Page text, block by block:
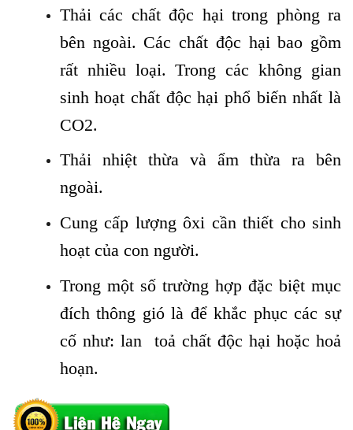
Thải các chất độc hại trong phòng ra
bên ngoài. Các chất độc hại bao gồm
rất nhiều loại. Trong các không gian
sinh hoạt chất độc hại phổ biến nhất là
CO2.
Thải nhiệt thừa và ẩm thừa ra bên
ngoài.
Cung cấp lượng ôxi cần thiết cho sinh
hoạt của con người.
Trong một số trường hợp đặc biệt mục
đích thông gió là để khắc phục các sự
cố như: lan toả chất độc hại hoặc hoả
hoạn.